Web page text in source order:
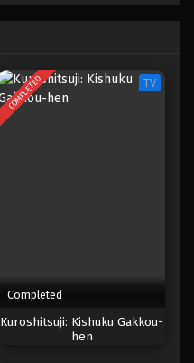
COMPLETED TV
Completed
Kuroshitsuji: Kishuku Gakkou-
hen